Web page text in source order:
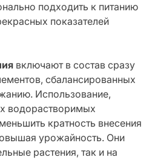
подходить к питанию
показателей
включают в состав сразу
сбалансированных
Использование,
водорастворимых
кратность внесения
урожайность. Они
растения, так и на